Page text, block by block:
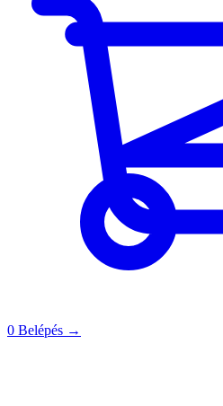
0 Belépés →